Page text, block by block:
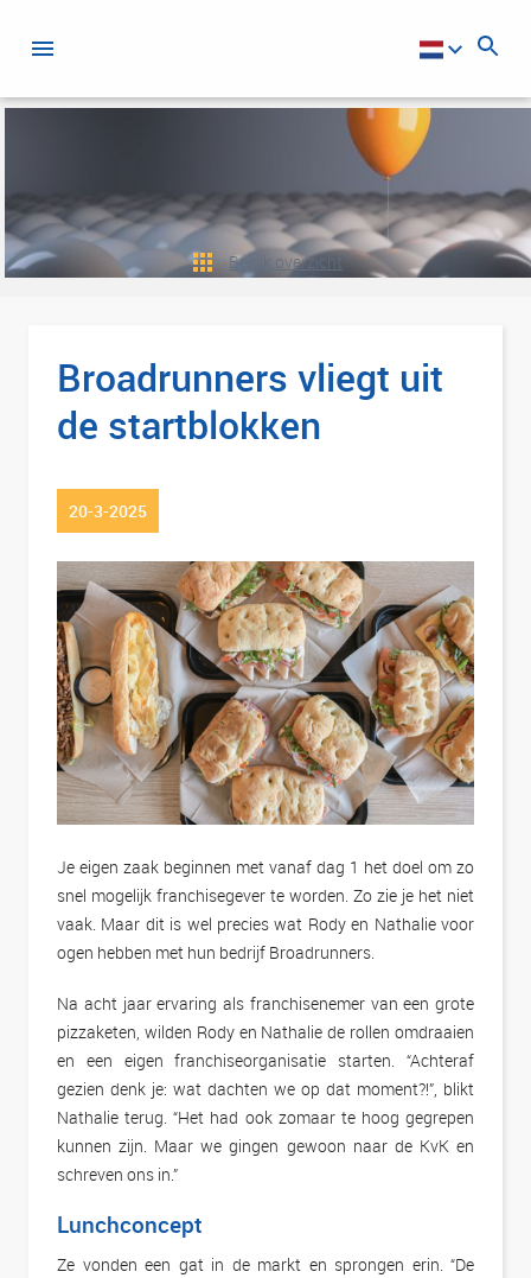
Bekijk overzicht
Broadrunners vliegt uit
de startblokken
20-3-2025
Je eigen zaak beginnen met vanaf dag 1 het doel om zo
snel mogelijk franchisegever te worden. Zo zie je het niet
vaak. Maar dit is wel precies wat Rody en Nathalie voor
ogen hebben met hun bedrijf Broadrunners.
Na acht jaar ervaring als franchisenemer van een grote
pizzaketen, wilden Rody en Nathalie de rollen omdraaien
en een eigen franchiseorganisatie starten. “Achteraf
gezien denk je: wat dachten we op dat moment?!”, blikt
Nathalie terug. “Het had ook zomaar te hoog gegrepen
kunnen zijn. Maar we gingen gewoon naar de KvK en
schreven ons in.”
Lunchconcept
Ze vonden een gat in de markt en sprongen erin. “De